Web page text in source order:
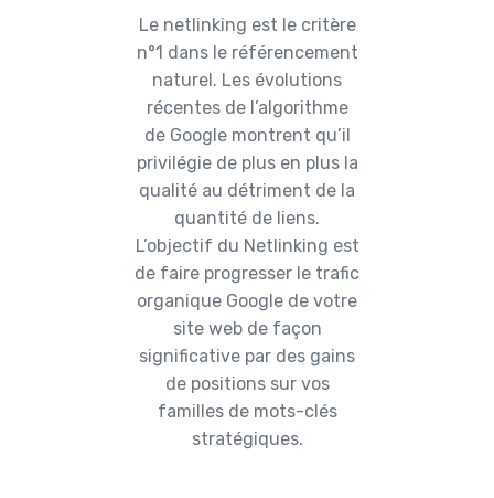
Le netlinking est le critère
n°1 dans le référencement
naturel. Les évolutions
récentes de l’algorithme
de Google montrent qu’il
privilégie de plus en plus la
qualité au détriment de la
quantité de liens.
L’objectif du Netlinking est
de faire progresser le trafic
organique Google de votre
site web de façon
significative par des gains
de positions sur vos
familles de mots-clés
stratégiques.